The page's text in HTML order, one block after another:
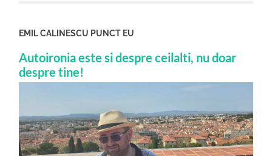
EMIL CALINESCU PUNCT EU
Autoironia este si despre ceilalti, nu doar
despre tine!